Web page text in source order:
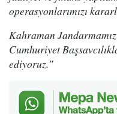
operasyonlarımızı
Kahraman
Cumhuriyet
ediyoruz."